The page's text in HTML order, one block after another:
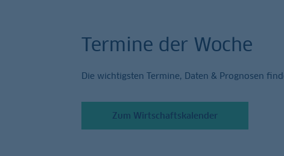
Termine der Woche
Die wichtigsten Termine, Daten & Prognosen
Zum Wirtschaftskalender